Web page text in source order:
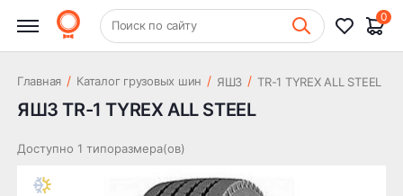
+7 (831) 261-35-35 Шиномонтаж
Поиск по сайту
0
Главная / Каталог грузовых шин / ЯШЗ / TR-1 TYREX ALL STEEL
ЯШЗ TR-1 TYREX ALL STEEL
Доступно 1 типоразмера(ов)